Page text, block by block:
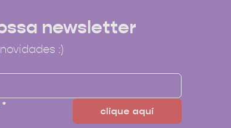
newsletter
:)
* clique aqui